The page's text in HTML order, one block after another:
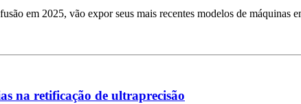
em 2025, vão expor seus mais recentes modelos de
na retificação de ultraprecisão